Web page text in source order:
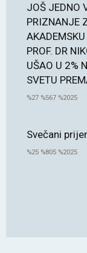
JOŠ JEDNO
PRIZNANJE
PROF. DR
UŠAO U 2%
SVETU
%27 %567 %2025
Svečani
%25 %805 %2025